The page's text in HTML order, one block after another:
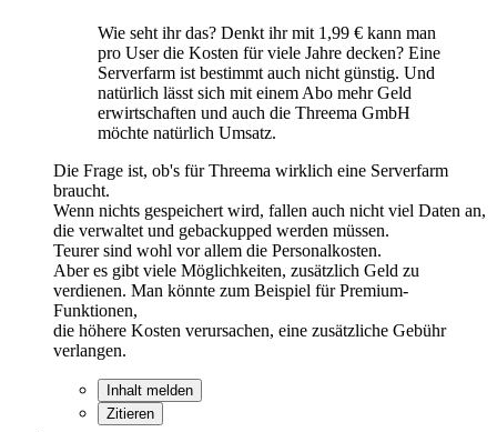
Wie seht ihr das? Denkt ihr mit 1,99 € kann man
pro User die Kosten für viele Jahre decken? Eine
Serverfarm ist bestimmt auch nicht günstig. Und
natürlich lässt sich mit einem Abo mehr Geld
erwirtschaften und auch die Threema GmbH
möchte natürlich Umsatz.
Die Frage ist, ob's für Threema wirklich eine Serverfarm
braucht.
Wenn nichts gespeichert wird, fallen auch nicht viel Daten an,
die verwaltet und gebackupped werden müssen.
Teurer sind wohl vor allem die Personalkosten.
Aber es gibt viele Möglichkeiten, zusätzlich Geld zu
verdienen. Man könnte zum Beispiel für Premium-
Funktionen,
die höhere Kosten verursachen, eine zusätzliche Gebühr
verlangen.
Inhalt melden
Zitieren